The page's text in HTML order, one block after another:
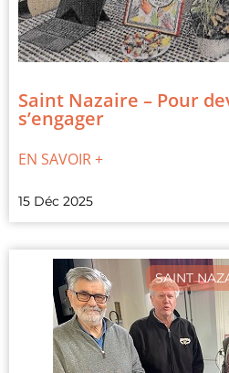
Saint Nazaire – Pour
s’engager
EN SAVOIR +
15 Déc 2025
SAINT